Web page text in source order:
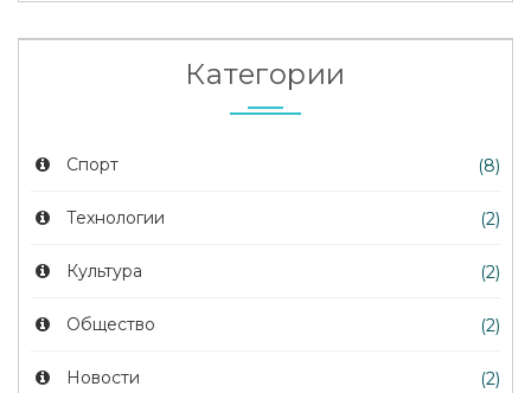
Категории
Спорт (8)
Технологии (2)
Культура (2)
Общество (2)
Новости (2)